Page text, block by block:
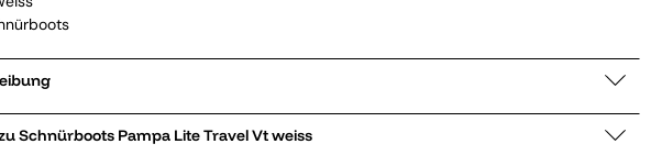
Details zu Schnürboots Pampa Lite Travel Vt weiss